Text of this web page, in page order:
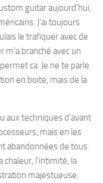
guitar aujourd’hui,
J’ai toujours
le trafiquer avec de
branché avec un
ca. Je ne te parle
en boite, mais de la
aux techniques d’avant
mais en les
abandonnées de tous.
chaleur, l’intimité, la
majestueuse.